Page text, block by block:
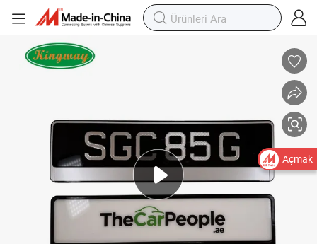
Plastik Yeni Enerji Araçları Plaka Tutucu ve Ruhsat Çerçevesi
Açmak